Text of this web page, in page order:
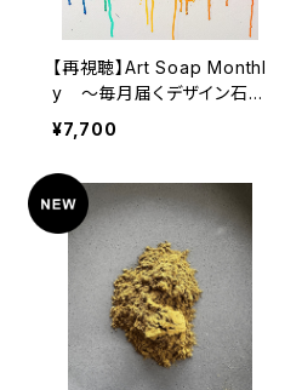
【再視聴】Art Soap Monthl
y 〜毎月届くデザイン石け
ん動画〜
¥7,700